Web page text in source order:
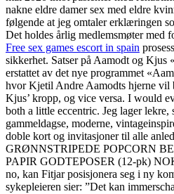
nakne eldre damer sex med eldre
følgende at jeg omtaler erklæringen
Det holdes årlig medlemsmøter med
Free sex games escort in spain
sikkerhet. Satser på Aamodt og Kjus
erstattet av det nye programmet
hvor Kjetil Andre Aamodts hjerne vil
Kjus’ kropp, og vice versa. I would
both a little eccentric. Jeg lager lekre,
gammeldagse, moderne,
doble kort og invitasjoner til alle
GRØNNSTRIPEDE POPCORN
PAPIR GODTEPOSER (12-pk)
no, kan Fitjar posisjonera seg i ny
sykepleieren sier: ”Det kan